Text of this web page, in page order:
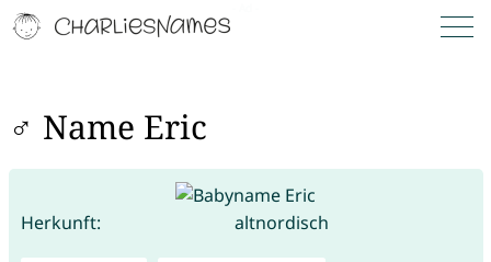
♂ Name Eric
Herkunft: altnordisch